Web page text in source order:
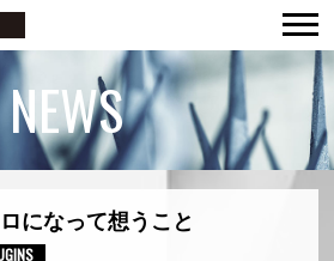
LIVE
DISCOGRAPHY
NEWS
になって想うこと